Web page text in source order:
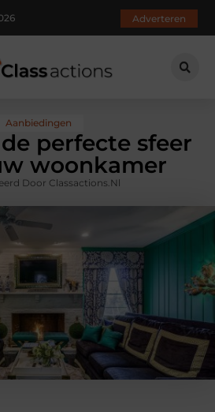
Adverteren
Aanbiedingen
perfecte sfeer
woonkamer
Door Classactions.nl